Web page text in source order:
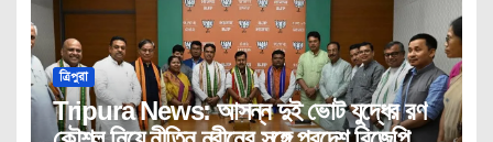
ত্রিপুরা
Tripura News: আসন্ন দুই ভোট যুদ্ধের রণ